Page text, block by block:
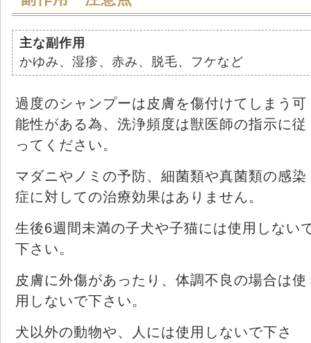
主な副作用
かゆみ、湿疹、赤み、脱毛、フケなど
過度のシャンプーは皮膚を傷付けてしまう可
能性がある為、洗浄頻度は獣医師の指示に従
ってください。
マダニやノミの予防、細菌類や真菌類の感染
症に対しての治療効果はありません。
生後6週間未満の子犬や子猫には使用しない
下さい。
皮膚に外傷があったり、体調不良の場合は使
用しないで下さい。
犬以外の動物や、人には使用しないで下さ